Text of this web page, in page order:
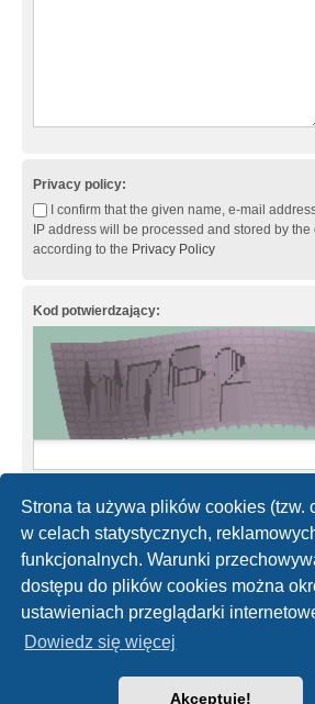
Strona ta używa plików cookies (tzw.
w celach statystycznych,
funkcjonalnych. Warunki
dostępu do plików cookies można
ustawieniach przeglądarki
Dowiedz się więcej
Akceptuję!
Privacy policy:
I confirm that the given name, e-mail
IP address will be processed and stored by
according to the Privacy Policy
Kod potwierdzający:
Wielkość znaków nie ma znaczenia.
Strona główna
Technologię dostarczaphpBB® Forum Software © phpBB
Polski pakiet językowy dostarczaphpBB.pl